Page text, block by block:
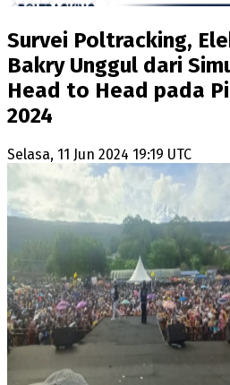
Survei Poltracking,
Bakry Unggul dari
Head to Head pada
2024
Selasa, 11 Jun 2024 19:19 UTC